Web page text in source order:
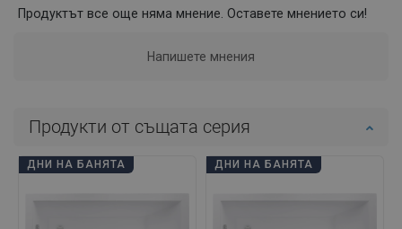
Продуктът все още няма мнение. Оставете мнението си!
Напишете мнения
Продукти от същата серия
ДНИ НА БАНЯТА ДНИ НА БАНЯТА